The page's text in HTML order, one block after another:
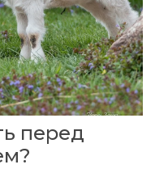
перед